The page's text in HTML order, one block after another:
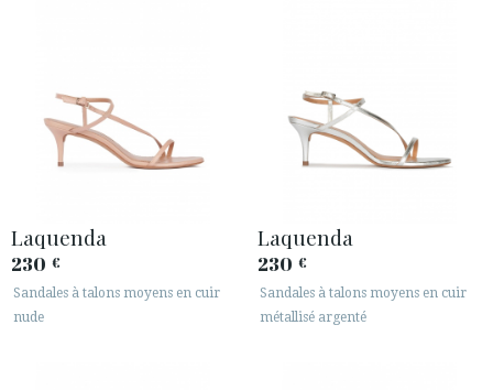
Laquenda
230 €
Sandales à talons moyens en cuir
nude
Laquenda
230 €
Sandales à talons moyens en cuir
métallisé argenté